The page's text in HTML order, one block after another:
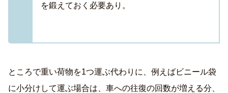
を鍛えておく必要あり。
ところで重い荷物を1つ運ぶ代わりに、例えばビニール袋
に小分けして運ぶ場合は、車への往復の回数が増える分、